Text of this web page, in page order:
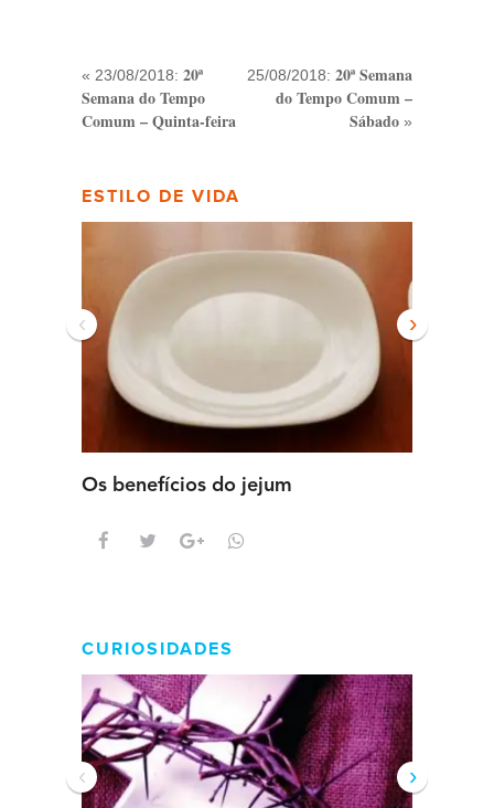
« 23/08/2018: 20ª
Semana do Tempo
Comum – Quinta-feira
25/08/2018: 20ª Semana
do Tempo Comum –
Sábado »
ESTILO DE VIDA
Os benefícios do jejum
‹ ›
CURIOSIDADES
‹ ›